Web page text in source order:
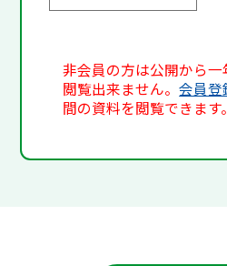
非会員の方は公開から
閲覧出来ません。会員登
間の資料を閲覧できます。